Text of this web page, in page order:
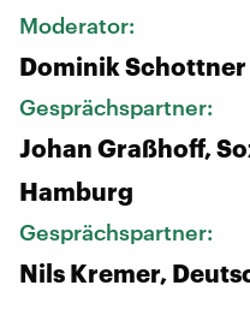
Moderator:
Dominik Schottner
Gesprächspartner:
Johan Graßhoff,
Hamburg
Gesprächspartner:
Nils Kremer,